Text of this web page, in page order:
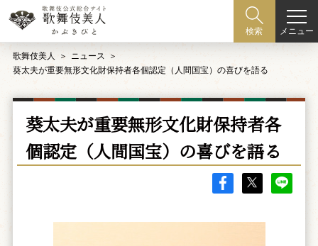
検索 メニュー
歌舞伎美人
ニュース
葵太夫が重要無形文化財保持者各個認定（人間国宝）の喜びを語る
葵太夫が重要無形文化財保持者各
個認定（人間国宝）の喜びを語る